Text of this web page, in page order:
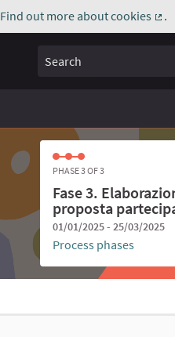
Find out more about cookies
.
Search
PHASE 3 OF 3
Fase 3.
proposta
01/01/2025 - 25/03/2025
Process phases